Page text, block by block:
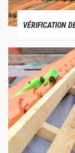
VÉRIFICATION